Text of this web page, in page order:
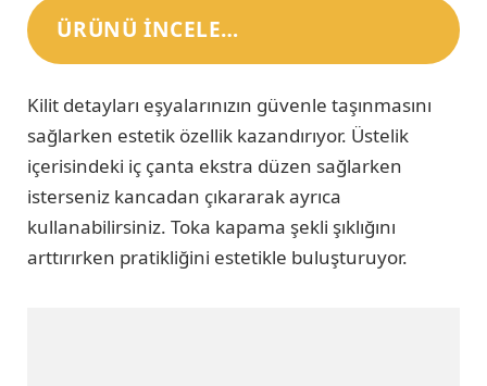
ÜRÜNÜ INCELE…
Kilit detayları eşyalarınızın güvenle taşınmasını
sağlarken estetik özellik kazandırıyor. Üstelik
içerisindeki iç çanta ekstra düzen sağlarken
isterseniz kancadan çıkararak ayrıca
kullanabilirsiniz. Toka kapama şekli şıklığını
arttırırken pratikliğini estetikle buluşturuyor.